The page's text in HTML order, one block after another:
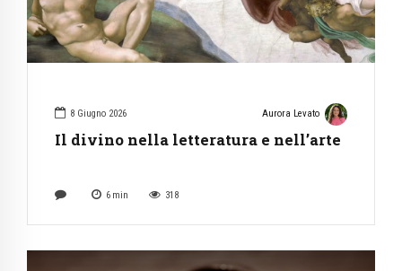
8 Giugno 2026 Aurora Levato
Il divino nella letteratura e nell’arte
6 min 318